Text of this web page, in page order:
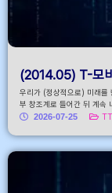
(2014.05) T-모
우리가 (정상적으로) 미래를
부 창조계로 들어간 뒤 계속
2026-07-25